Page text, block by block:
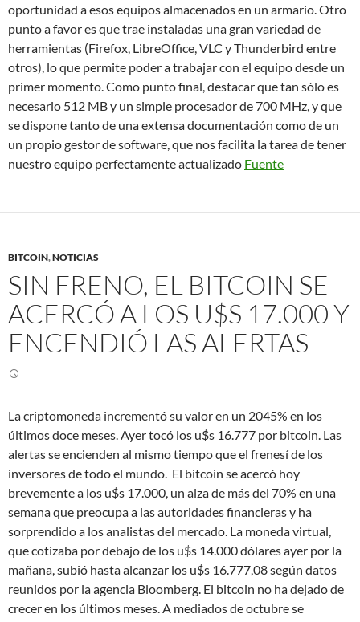
oportunidad a esos equipos almacenados en un armario. Otro
punto a favor es que trae instaladas una gran variedad de
herramientas (Firefox, LibreOffice, VLC y Thunderbird entre
otros), lo que permite poder a trabajar con el equipo desde un
primer momento. Como punto final, destacar que tan sólo es
necesario 512 MB y un simple procesador de 700 MHz, y que
se dispone tanto de una extensa documentación como de un
un propio gestor de software, que nos facilita la tarea de tener
nuestro equipo perfectamente actualizado Fuente
BITCOIN,NOTICIAS
SIN FRENO, EL BITCOIN SE
ACERCÓ A LOS U$S 17.000 Y
ENCENDIÓ LAS ALERTAS
La criptomoneda incrementó su valor en un 2045% en los
últimos doce meses. Ayer tocó los u$s 16.777 por bitcoin. Las
alertas se encienden al mismo tiempo que el frenesí de los
inversores de todo el mundo. El bitcoin se acercó hoy
brevemente a los u$s 17.000, un alza de más del 70% en una
semana que preocupa a las autoridades financieras y ha
sorprendido a los analistas del mercado. La moneda virtual,
que cotizaba por debajo de los u$s 14.000 dólares ayer por la
mañana, subió hasta alcanzar los u$s 16.777,08 según datos
reunidos por la agencia Bloomberg. El bitcoin no ha dejado de
crecer en los últimos meses. A mediados de octubre se